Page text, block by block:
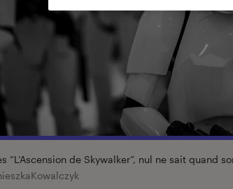
“L’Ascension de Skywalker”, nul ne sait quand